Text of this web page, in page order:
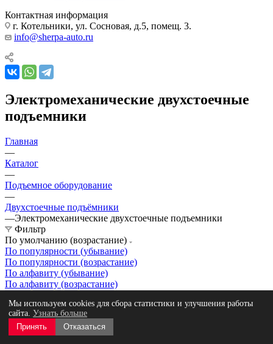
Контактная информация
г. Котельники, ул. Сосновая, д.5, помещ. 3.
info@sherpa-auto.ru
Электромеханические двухстоечные
подъемники
Главная
—
Каталог
—
Подъемное оборудование
—
Двухстоечные подъёмники
—Электромеханические двухстоечные подъемники
Фильтр
По умолчанию (возрастание)
По популярности (убывание)
По популярности (возрастание)
По алфавиту (убывание)
По алфавиту (возрастание)
По цене (возрастание)
Мы используем cookies для сбора статистики и улучшения работы
сайта. Узнать больше
Принять
Отказаться